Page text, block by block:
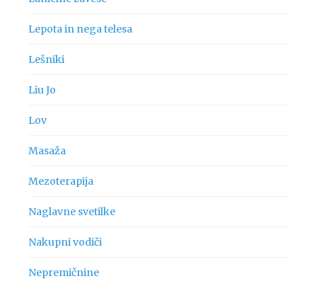
Lepota in nega telesa
Lešniki
Liu Jo
Lov
Masaža
Mezoterapija
Naglavne svetilke
Nakupni vodiči
Nepremičnine